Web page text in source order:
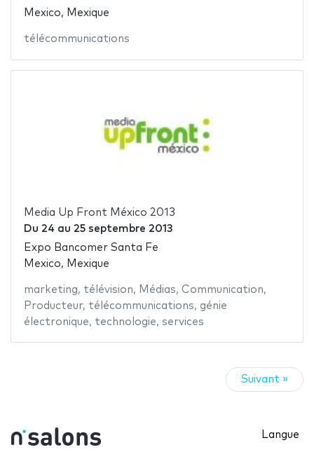
Mexico, Mexique
télécommunications
Media Up Front México 2013
Du 24 au 25 septembre 2013
Expo Bancomer Santa Fe
Mexico, Mexique
marketing, télévision, Médias, Communication,
Producteur, télécommunications, génie
électronique, technologie, services
Suivant »
Langue